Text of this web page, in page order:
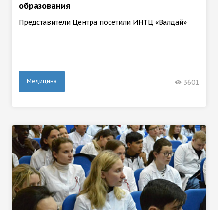
образования
Представители Центра посетили ИНТЦ «Валдай»
Медицина 3601